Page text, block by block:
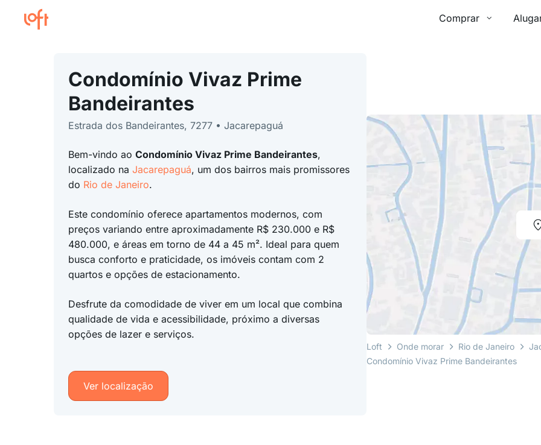
Comprar
Condomínio Vivaz Prime
Bandeirantes
Estrada dos Bandeirantes, 7277 • Jacarepaguá
Bem-vindo ao Condomínio Vivaz Prime Bandeirantes,
localizado na Jacarepaguá, um dos bairros mais promissores
do Rio de Janeiro.
Este condomínio oferece apartamentos modernos, com
preços variando entre aproximadamente R$ 230.000 e R$
480.000, e áreas em torno de 44 a 45 m². Ideal para quem
busca conforto e praticidade, os imóveis contam com 2
quartos e opções de estacionamento.
Desfrute da comodidade de viver em um local que combina
qualidade de vida e acessibilidade, próximo a diversas
opções de lazer e serviços.
Ver localização
Loft Onde morar Rio de Janeiro
Condomínio Vivaz Prime Bandeirantes